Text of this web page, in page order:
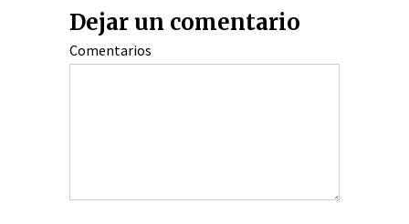
Dejar un comentario
Comentarios